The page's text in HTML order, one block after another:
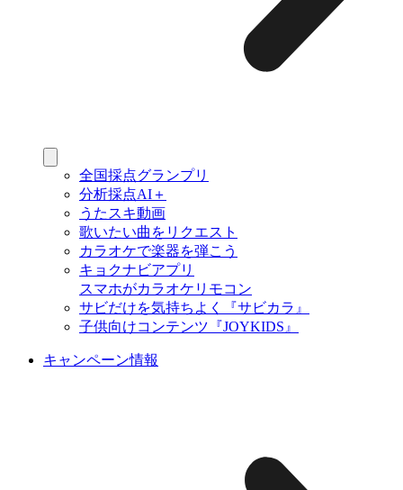
全国採点グランプリ
分析採点AI＋
うたスキ動画
歌いたい曲をリクエスト
カラオケで楽器を弾こう
キョクナビアプリ
スマホがカラオケリモコン
サビだけを気持ちよく『サビカラ』
子供向けコンテンツ『JOYKIDS』
キャンペーン情報